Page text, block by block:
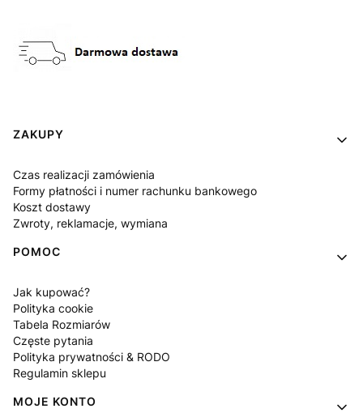
Linki w stopce
ZAKUPY
Czas realizacji zamówienia
Formy płatności i numer rachunku bankowego
Koszt dostawy
Zwroty, reklamacje, wymiana
POMOC
Jak kupować?
Polityka cookie
Tabela Rozmiarów
Częste pytania
Polityka prywatności & RODO
Regulamin sklepu
MOJE KONTO